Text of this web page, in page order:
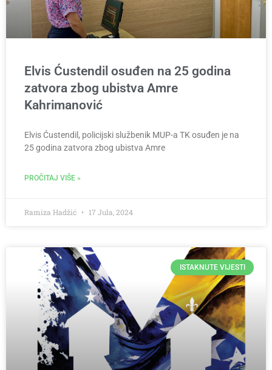
Elvis Ćustendil osuđen na 25 godina
zatvora zbog ubistva Amre
Kahrimanović
Elvis Ćustendil, policijski službenik MUP-a TK osuđen je na
25 godina zatvora zbog ubistva Amre
PROČITAJ VIŠE »
Ramiza Hadžić 17 Jula, 2024
ISTAKNUTE VIJESTI